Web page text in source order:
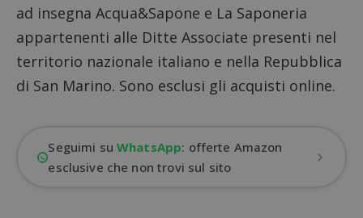
ad insegna Acqua&Sapone e La Saponeria
appartenenti alle Ditte Associate presenti nel
territorio nazionale italiano e nella Repubblica
di San Marino. Sono esclusi gli acquisti online.
Seguimi suWhatsApp: offerte Amazon
esclusive che non trovi sul sito